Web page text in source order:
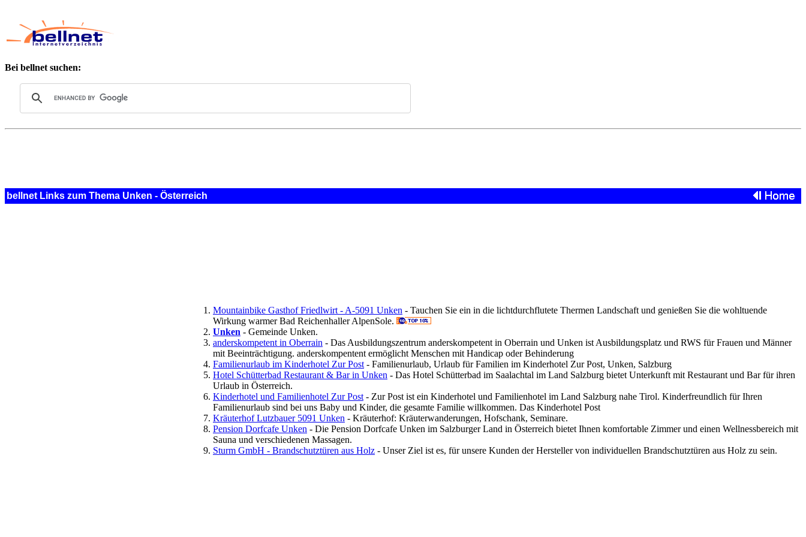
Bei bellnet suchen:
bellnet Links zum Thema Unken - Österreich
Mountainbike Gasthof Friedlwirt - A-5091 Unken - Tauchen Sie ein in die lichtdurchflutete Thermen Landschaft und genießen Sie die wohltuende
Wirkung warmer Bad Reichenhaller AlpenSole.
Unken - Gemeinde Unken.
anderskompetent in Oberrain - Das Ausbildungszentrum anderskompetent in Oberrain und Unken ist Ausbildungsplatz und RWS für Frauen und Männer
mit Beeinträchtigung. anderskompentent ermöglicht Menschen mit Handicap oder Behinderung
Familienurlaub im Kinderhotel Zur Post - Familienurlaub, Urlaub für Familien im Kinderhotel Zur Post, Unken, Salzburg
Hotel Schütterbad Restaurant & Bar in Unken - Das Hotel Schütterbad im Saalachtal im Land Salzburg bietet Unterkunft mit Restaurant und Bar für ihren
Urlaub in Österreich.
Kinderhotel und Familienhotel Zur Post - Zur Post ist ein Kinderhotel und Familienhotel im Land Salzburg nahe Tirol. Kinderfreundlich für Ihren
Familienurlaub sind bei uns Baby und Kinder, die gesamte Familie willkommen. Das Kinderhotel Post
Kräuterhof Lutzbauer 5091 Unken - Kräuterhof: Kräuterwanderungen, Hofschank, Seminare.
Pension Dorfcafe Unken - Die Pension Dorfcafe Unken im Salzburger Land in Österreich bietet Ihnen komfortable Zimmer und einen Wellnessbereich mit
Sauna und verschiedenen Massagen.
Sturm GmbH - Brandschutztüren aus Holz - Unser Ziel ist es, für unsere Kunden der Hersteller von individuellen Brandschutztüren aus Holz zu sein.